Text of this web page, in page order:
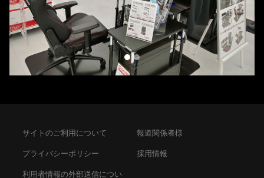
Previous Next
サイトのご利用について
プライバシーポリシー
利用者情報の外部送信につい
報道関係者様
採用情報